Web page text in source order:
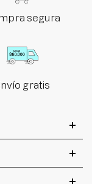
segura
gratis